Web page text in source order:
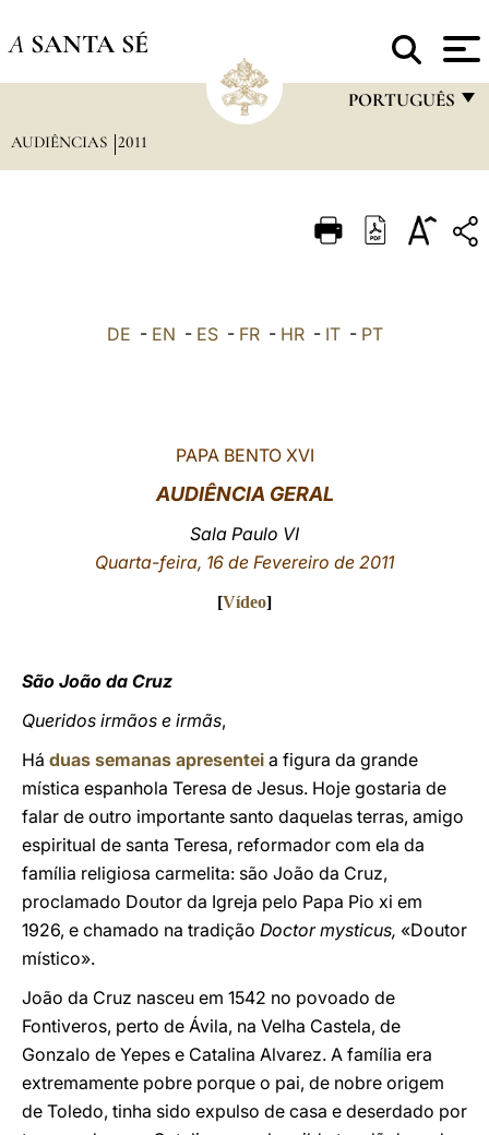
A SANTA SÉ
PORTUGUÊS
ITALIANO
AUDIÊNCIAS 2011
DE - EN - ES- FR- HR- IT- PT
PAPA BENTO XVI
AUDIÊNCIA GERAL
Sala Paulo VI
Quarta-feira, 16 de Fevereiro de 2011
[Vídeo]
São João da Cruz
Queridos irmãos e irmãs,
Há duas semanas apresentei a figura da grande
mística espanhola Teresa de Jesus. Hoje gostaria de
falar de outro importante santo daquelas terras, amigo
espiritual de santa Teresa, reformador com ela da
família religiosa carmelita: são João da Cruz,
proclamado Doutor da Igreja pelo Papa Pio xi em
1926, e chamado na tradição Doctor mysticus, «Doutor
místico».
João da Cruz nasceu em 1542 no povoado de
Fontiveros, perto de Ávila, na Velha Castela, de
Gonzalo de Yepes e Catalina Alvarez. A família era
extremamente pobre porque o pai, de nobre origem
de Toledo, tinha sido expulso de casa e deserdado por